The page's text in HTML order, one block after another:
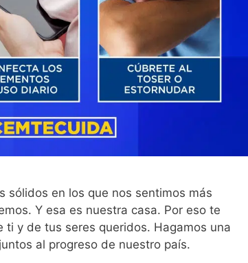
sólidos en los que nos sentimos más
Y esa es nuestra casa. Por eso te
y de tus seres queridos. Hagamos una
al progreso de nuestro país.